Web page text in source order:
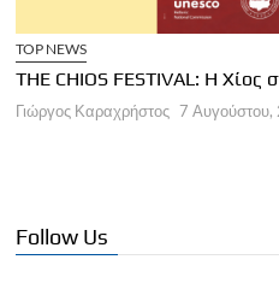
TOP NEWS
THE CHIOS FESTIVAL: Η Χίος
Γιώργος Καραχρήστος 7 Αυγούστου,
Follow Us